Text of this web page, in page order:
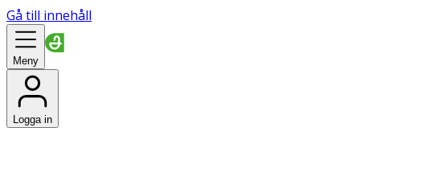
Gå till innehåll
Meny
Logga in